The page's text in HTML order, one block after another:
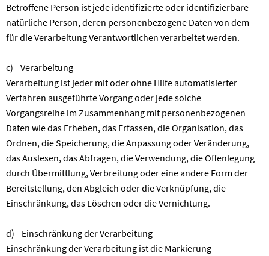
Betroffene Person ist jede identifizierte oder identifizierbare
natürliche Person, deren personenbezogene Daten von dem
für die Verarbeitung Verantwortlichen verarbeitet werden.
c) Verarbeitung
Verarbeitung ist jeder mit oder ohne Hilfe automatisierter
Verfahren ausgeführte Vorgang oder jede solche
Vorgangsreihe im Zusammenhang mit personenbezogenen
Daten wie das Erheben, das Erfassen, die Organisation, das
Ordnen, die Speicherung, die Anpassung oder Veränderung,
das Auslesen, das Abfragen, die Verwendung, die Offenlegung
durch Übermittlung, Verbreitung oder eine andere Form der
Bereitstellung, den Abgleich oder die Verknüpfung, die
Einschränkung, das Löschen oder die Vernichtung.
d) Einschränkung der Verarbeitung
Einschränkung der Verarbeitung ist die Markierung